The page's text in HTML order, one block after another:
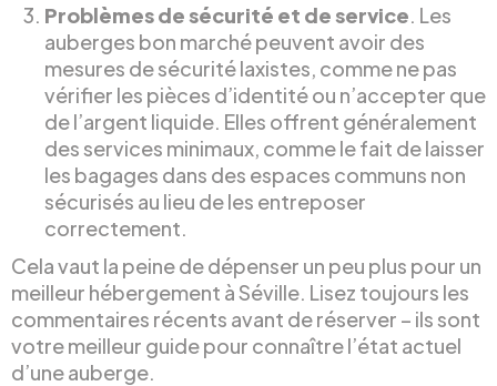
Problèmes de sécurité et de service. Les
auberges bon marché peuvent avoir des
mesures de sécurité laxistes, comme ne pas
vérifier les pièces d’identité ou n’accepter que
de l’argent liquide. Elles offrent généralement
des services minimaux, comme le fait de laisser
les bagages dans des espaces communs non
sécurisés au lieu de les entreposer
correctement.
Cela vaut la peine de dépenser un peu plus pour un
meilleur hébergement à Séville. Lisez toujours les
commentaires récents avant de réserver – ils sont
votre meilleur guide pour connaître l’état actuel
d’une auberge.